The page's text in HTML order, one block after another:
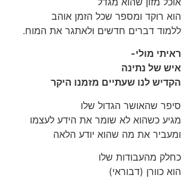
הוא רוקד ומספר שכל הזמן אוהב
ללמוד דברים חדשים ולאתגר את המוח.
ראיתי מולי-
איש של נתינה
הקדיש לנו שעתיים מזמנו היקר
סיפר שהאושר הגדול שלו
מגיע כשהוא לא שומר את הידע לעצמו
ומעביר את מה שהוא יודע הלאה
כחלק מהעבודות שלו
הוא כוורן (דבוראי)